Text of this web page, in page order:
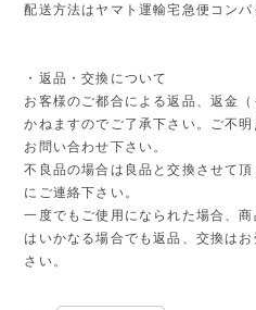
配送方法はヤマト運輸宅急便コンパ
・返品・交換について
お客様のご都合による返品、返金
かねますのでご了承下さい。ご不
お問い合わせ下さい。
不良品の場合は良品と交換させて
にご連絡下さい。
一度でもご使用になられた場合、
はいかなる場合でも返品、交換は
さい。